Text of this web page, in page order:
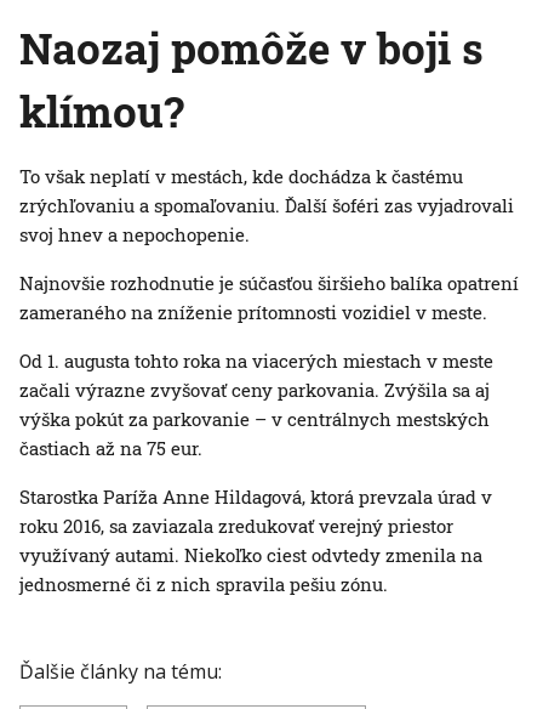
Naozaj pomôže v boji s
klímou?
To však neplatí v mestách, kde dochádza k častému
zrýchľovaniu a spomaľovaniu. Ďalší šoféri zas vyjadrovali
svoj hnev a nepochopenie.
Najnovšie rozhodnutie je súčasťou širšieho balíka opatrení
zameraného na zníženie prítomnosti vozidiel v meste.
Od 1. augusta tohto roka na viacerých miestach v meste
začali výrazne zvyšovať ceny parkovania. Zvýšila sa aj
výška pokút za parkovanie – v centrálnych mestských
častiach až na 75 eur.
Starostka Paríža Anne Hildagová, ktorá prevzala úrad v
roku 2016, sa zaviazala zredukovať verejný priestor
využívaný autami. Niekoľko ciest odvtedy zmenila na
jednosmerné či z nich spravila pešiu zónu.
Ďalšie články na tému: